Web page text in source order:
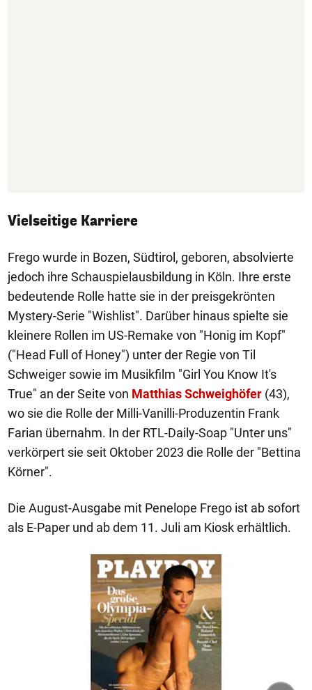
Vielseitige Karriere
Frego wurde in Bozen, Südtirol, geboren, absolvierte
jedoch ihre Schauspielausbildung in Köln. Ihre erste
bedeutende Rolle hatte sie in der preisgekrönten
Mystery-Serie "Wishlist". Darüber hinaus spielte sie
kleinere Rollen im US-Remake von "Honig im Kopf"
("Head Full of Honey") unter der Regie von Til
Schweiger sowie im Musikfilm "Girl You Know It's
True" an der Seite von Matthias Schweighöfer (43),
wo sie die Rolle der Milli-Vanilli-Produzentin Frank
Farian übernahm. In der RTL-Daily-Soap "Unter uns"
verkörpert sie seit Oktober 2023 die Rolle der "Bettina
Körner".
Die August-Ausgabe mit Penelope Frego ist ab sofort
als E-Paper und ab dem 11. Juli am Kiosk erhältlich.